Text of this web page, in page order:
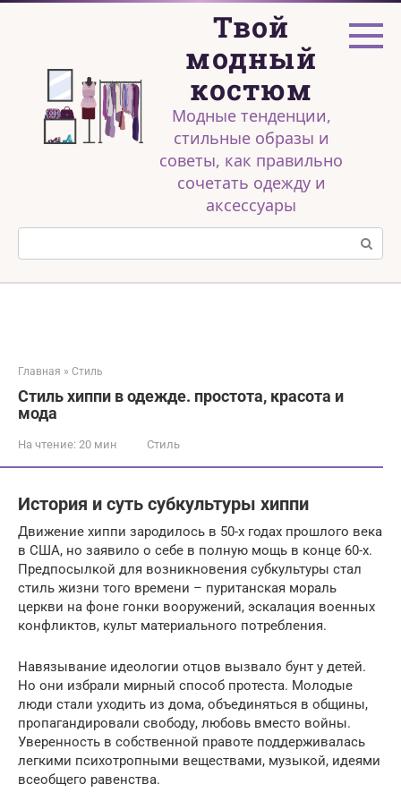
Перейти
Твой
модный
костюм
Модные тенденции,
стильные образы и
советы, как правильно
сочетать одежду и
аксессуары
Поиск:
Главная » Стиль
Стиль хиппи в одежде. простота, красота и
мода
На чтение: 20 мин Стиль
История и суть субкультуры хиппи
Движение хиппи зародилось в 50-х годах прошлого века
в США, но заявило о себе в полную мощь в конце 60-х.
Предпосылкой для возникновения субкультуры стал
стиль жизни того времени – пуританская мораль
церкви на фоне гонки вооружений, эскалация военных
конфликтов, культ материального потребления.
Навязывание идеологии отцов вызвало бунт у детей.
Но они избрали мирный способ протеста. Молодые
люди стали уходить из дома, объединяться в общины,
пропагандировали свободу, любовь вместо войны.
Уверенность в собственной правоте поддерживалась
легкими психотропными веществами, музыкой, идеями
всеобщего равенства.